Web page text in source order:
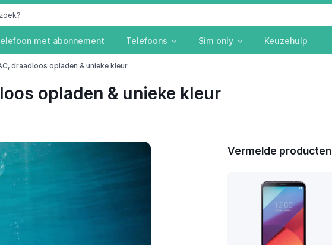
met abonnement Telefoons Sim only Keuzehulp
draadloos opladen & unieke kleur
opladen & unieke kleur
Vermelde producten